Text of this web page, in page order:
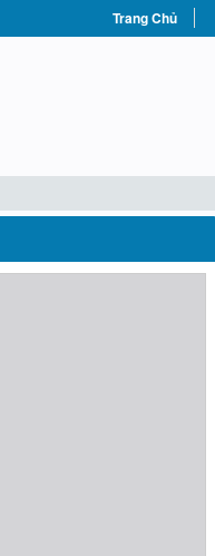
Trang Chủ